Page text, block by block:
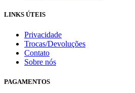
LINKS ÚTEIS
Privacidade
Trocas/Devoluções
Contato
Sobre nós
PAGAMENTOS